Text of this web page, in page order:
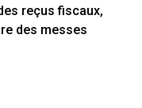
reçus fiscaux,
des messes